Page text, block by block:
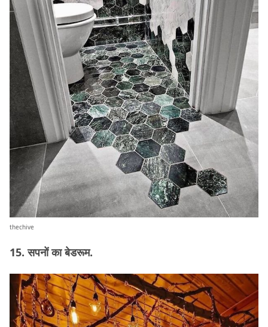
thechive
15. सपनों का बेडरूम.